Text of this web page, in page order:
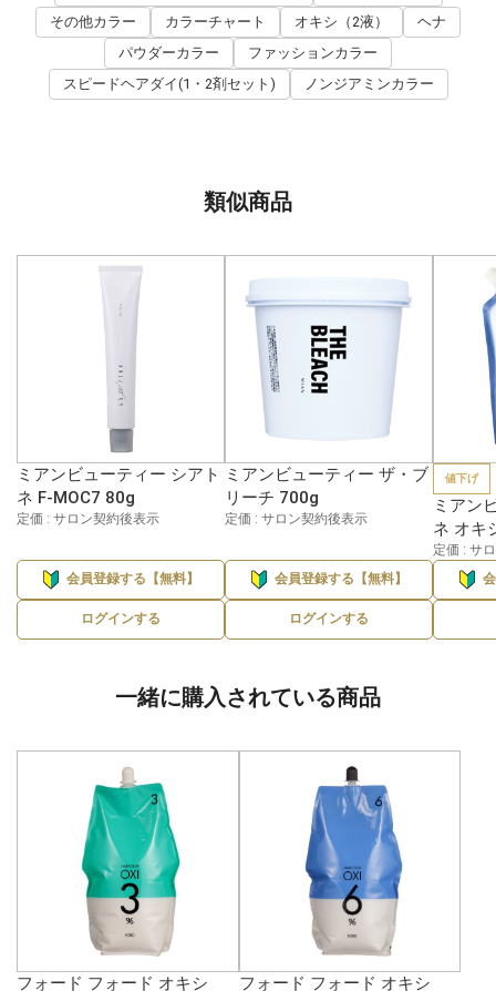
その他カラー
カラーチャート オキシ（2液）
ヘナ
パウダーカラー
ファッションカラー
スピードヘアダイ(1・2剤セット)
ノンジアミンカラー
類似商品
ミアンビューティー シアト
ネ F-MOC7 80g
定価 : サロン契約後表示
会員登録する【無料】
ログインする
ミアンビューティー ザ・ブ
リーチ 700g
定価 : サロン契約後表示
会員登録する【無料】
ログインする
値下げ
ミアン
ネ オキ
定価 : サ
一緒に購入されている商品
フォード フォード オキシ フォード フォード オキシ